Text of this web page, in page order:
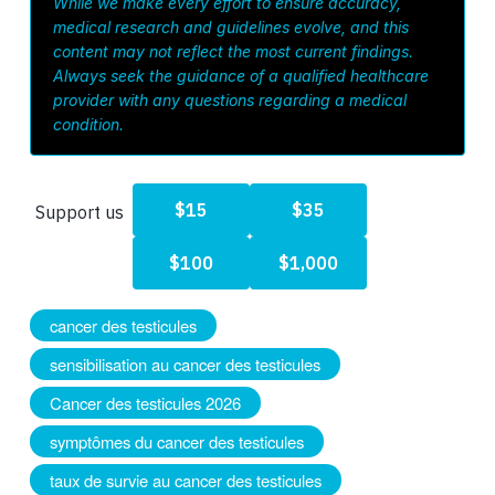
medical research and guidelines evolve, and this
content may not reflect the most current findings.
Always seek the guidance of a qualified healthcare
provider with any questions regarding a medical
condition.
cancer des testicules
sensibilisation au cancer des testicules
Cancer des testicules 2026
symptômes du cancer des testicules
taux de survie au cancer des testicules